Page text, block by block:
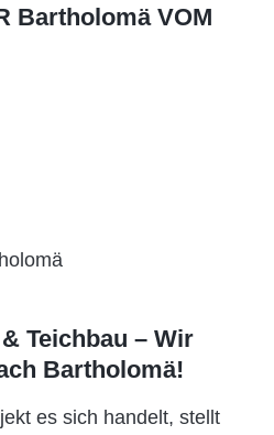
Bartholomä VOM
Teichbau – Wir
Bartholomä!
es sich handelt, stellt